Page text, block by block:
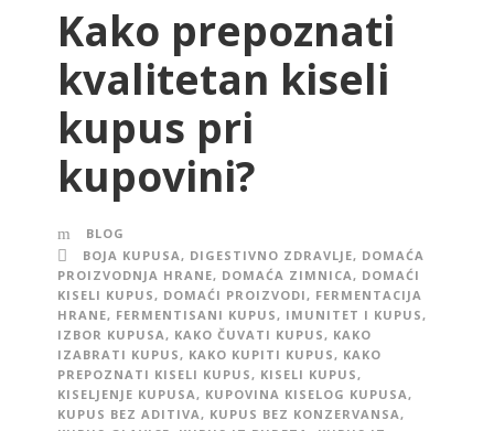
Kako prepoznati
kvalitetan kiseli
kupus pri
kupovini?
BLOG
BOJA KUPUSA , DIGESTIVNO ZDRAVLJE, DOMAĆA
PROIZVODNJA HRANE, DOMAĆA ZIMNICA , DOMAĆI
KISELI KUPUS , DOMAĆI PROIZVODI , FERMENTACIJA
HRANE, FERMENTISANI KUPUS , IMUNITET I KUPUS ,
IZBOR KUPUSA , KAKO ČUVATI KUPUS , KAKO
IZABRATI KUPUS , KAKO KUPITI KUPUS , KAKO
PREPOZNATI KISELI KUPUS , KISELI KUPUS ,
KISELJENJE KUPUSA , KUPOVINA KISELOG KUPUSA ,
KUPUS BEZ ADITIVA , KUPUS BEZ KONZERVANSA ,